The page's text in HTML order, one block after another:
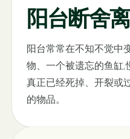
阳台断舍
阳台常常在不知不觉中
物、一个被遗忘的鱼缸
真正已经死掉、开裂或
的物品。